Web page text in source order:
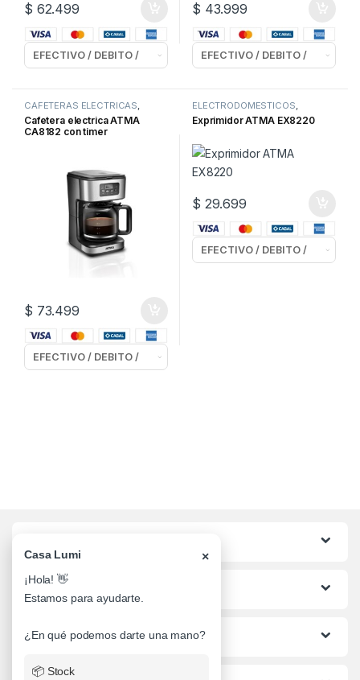
$ 62.499 $ 43.999
CAFETERAS ELECTRICAS,
ELECTRODOMESTICOS
Cafetera electrica ATMA
CA8182 con timer
$ 73.499
ELECTRODOMESTICOS,
EXPRIMIDORES
Exprimidor ATMA EX8220
$ 29.699
Lo mas buscado
Informacion al Cliente
Casa Lumi ×
¡Hola! 👋
Estamos para ayudarte.
¿En qué podemos darte una mano?
📦 Stock